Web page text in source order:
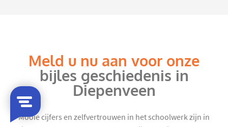
Meld u nu aan voor onze
bijles geschiedenis in
Diepenveen
Mooie cijfers en zelfvertrouwen in het schoolwerk zijn in